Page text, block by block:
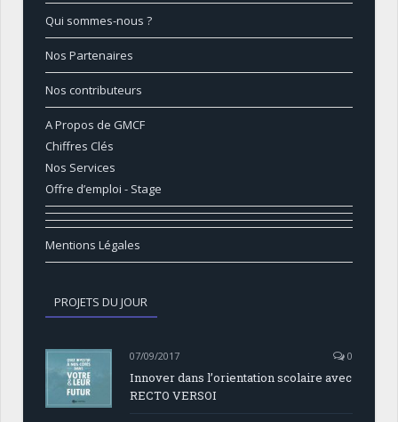
Qui sommes-nous ?
Nos Partenaires
Nos contributeurs
A Propos de GMCF
Chiffres Clés
Nos Services
Offre d’emploi - Stage
Mentions Légales
PROJETS DU JOUR
07/09/2017 0
Innover dans l’orientation scolaire avec
RECTO VERSOI